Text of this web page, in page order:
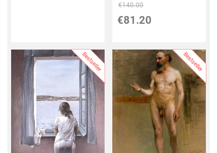
€140.00
€81.20
Bestseller Bestseller